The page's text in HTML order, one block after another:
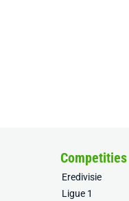
Competities
Eredivisie
Ligue 1